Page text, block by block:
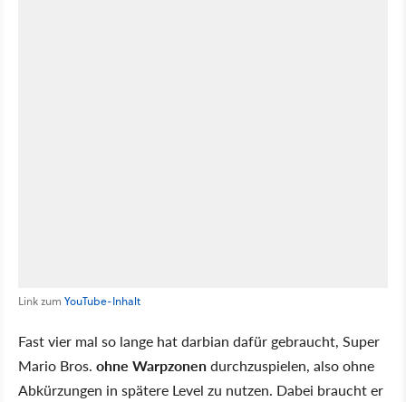
Link zum YouTube-Inhalt
Fast vier mal so lange hat darbian dafür gebraucht, Super
Mario Bros. ohne Warpzonendurchzuspielen, also ohne
Abkürzungen in spätere Level zu nutzen. Dabei braucht er